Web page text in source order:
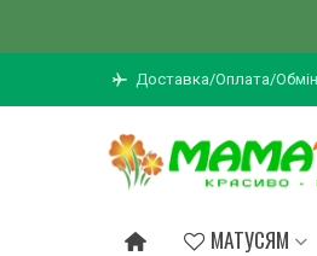
Доставка/Оплата/Обмін
МАТУСЯМ